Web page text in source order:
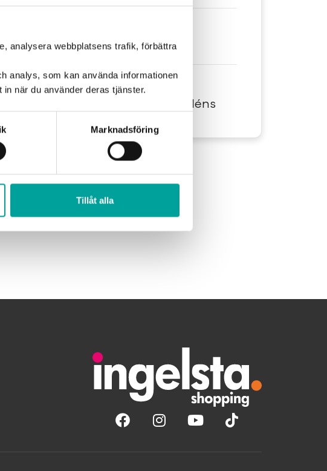
analysera webbplatsens trafik, förbättra
analys, som kan använda informationen
när du använder deras tjänster.
Marknadsföring
Tillåt alla
Mån-tors 12-17. Fre 10-13.
Plats:
Utanför Stora Coop & Åhléns